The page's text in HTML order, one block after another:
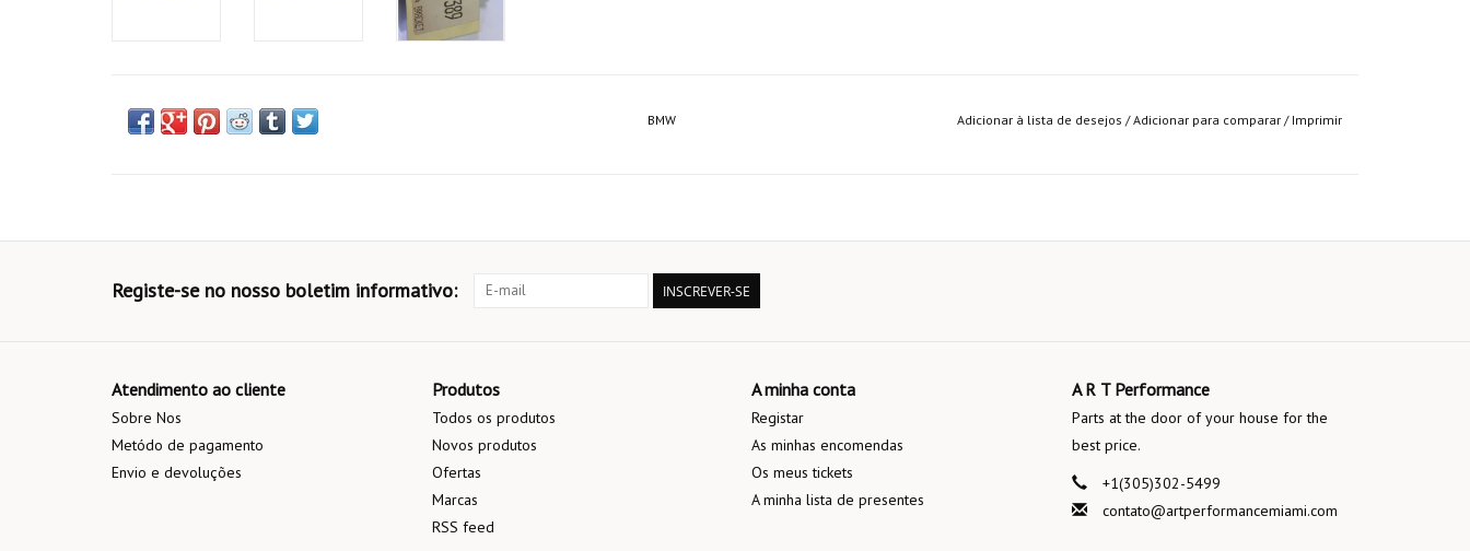
BMW Adicionar à lista de desejos /Adicionar para comparar / Imprimir
Registe-se no nosso boletim informativo: INSCREVER-SE
Atendimento ao cliente
Sobre Nos
Metódo de pagamento
Envio e devoluções
Produtos
Todos os produtos
Novos produtos
Ofertas
Marcas
RSS feed
A minha conta
Registar
As minhas encomendas
Os meus tickets
A minha lista de presentes
A R T Performance
Parts at the door of your house for the
best price.
+1(305)302-5499
contato@artperformancemiami.com